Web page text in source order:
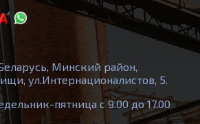
Минский район,
ул.Интернационалистов, 5.
пятница с 9.00 до 17.00